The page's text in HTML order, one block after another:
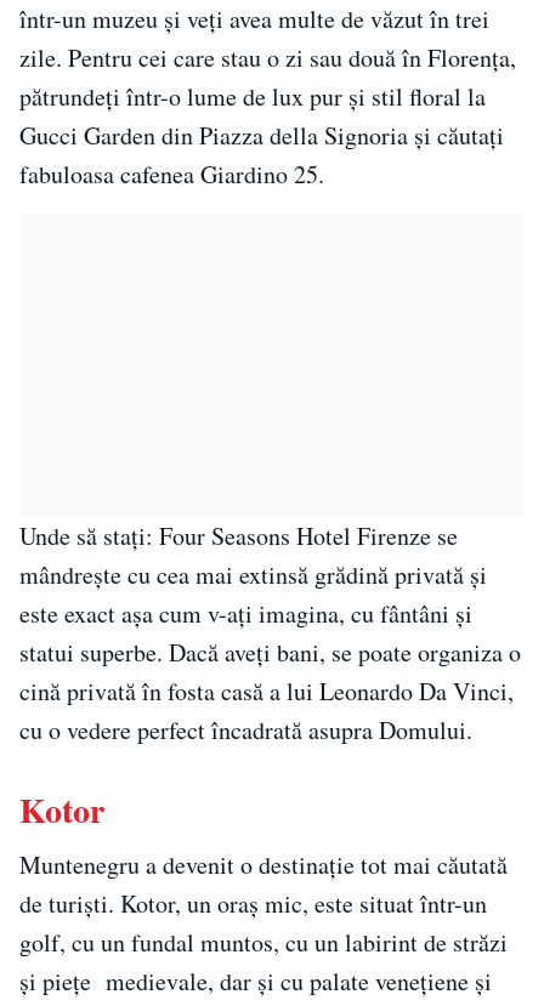
într-un muzeu și veți avea multe de văzut în trei
zile. Pentru cei care stau o zi sau două în Florența,
pătrundeți într-o lume de lux pur și stil floral la
Gucci Garden din Piazza della Signoria și căutați
fabuloasa cafenea Giardino 25.
Unde să stați: Four Seasons Hotel Firenze se
mândrește cu cea mai extinsă grădină privată și
este exact așa cum v-ați imagina, cu fântâni și
statui superbe. Dacă aveți bani, se poate organiza o
cină privată în fosta casă a lui Leonardo Da Vinci,
cu o vedere perfect încadrată asupra Domului.
Kotor
Muntenegru a devenit o destinație tot mai căutată
de turiști. Kotor, un oraș mic, este situat într-un
golf, cu un fundal muntos, cu un labirint de străzi
și piețe medievale, dar și cu palate venețiene și